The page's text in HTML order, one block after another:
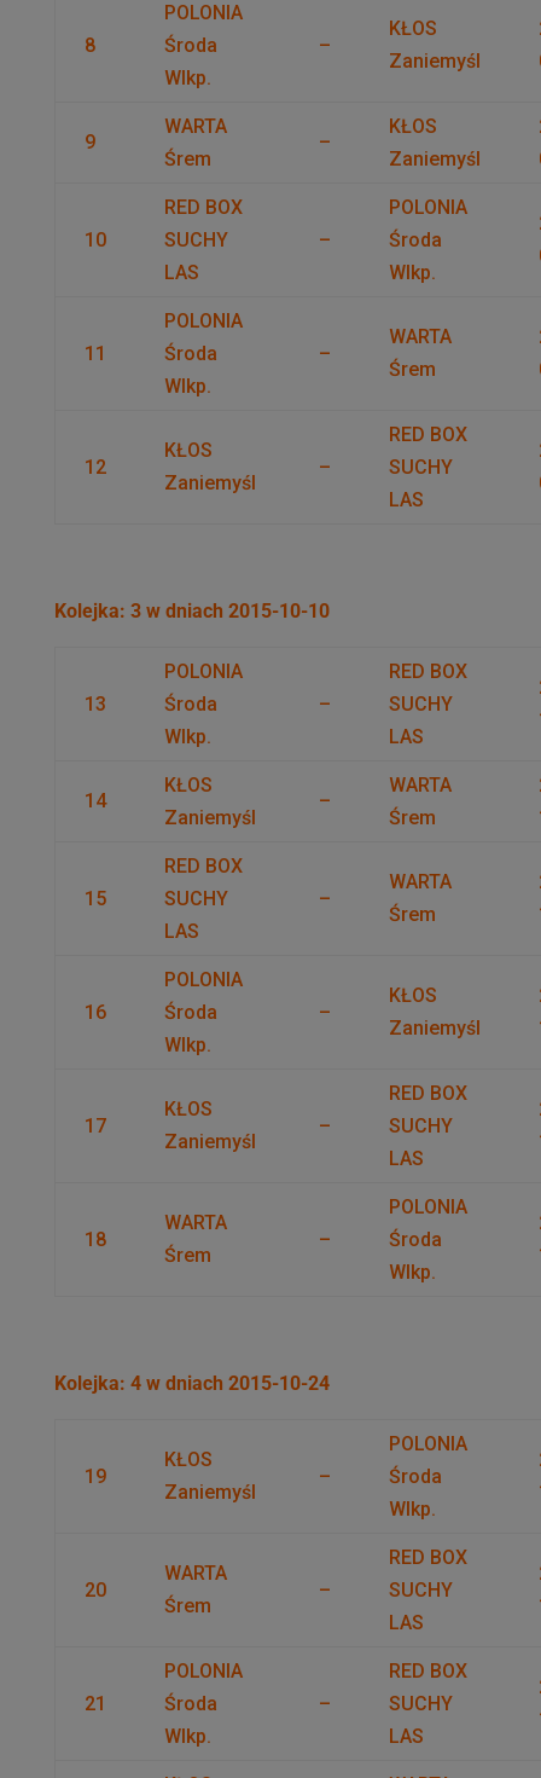
8
POLONIA
Środa
Wlkp.
–
KŁOS
Zaniemyśl
9
WARTA
Śrem
–
KŁOS
Zaniemyśl
10
RED BOX
SUCHY
LAS
–
POLONIA
Środa
Wlkp.
11
POLONIA
Środa
Wlkp.
–
WARTA
Śrem
12
KŁOS
Zaniemyśl
–
RED BOX
SUCHY
LAS
Kolejka: 3 w dniach 2015-10-10
13
POLONIA
Środa
Wlkp.
–
RED BOX
SUCHY
LAS
14
KŁOS
Zaniemyśl
–
WARTA
Śrem
15
RED BOX
SUCHY
LAS
–
WARTA
Śrem
16
POLONIA
Środa
Wlkp.
–
KŁOS
Zaniemyśl
17
KŁOS
Zaniemyśl
–
RED BOX
SUCHY
LAS
18
WARTA
Śrem
–
POLONIA
Środa
Wlkp.
Kolejka: 4 w dniach 2015-10-24
19
KŁOS
Zaniemyśl
–
POLONIA
Środa
Wlkp.
20
WARTA
Śrem
–
RED BOX
SUCHY
LAS
21
POLONIA
Środa
Wlkp.
–
RED BOX
SUCHY
LAS